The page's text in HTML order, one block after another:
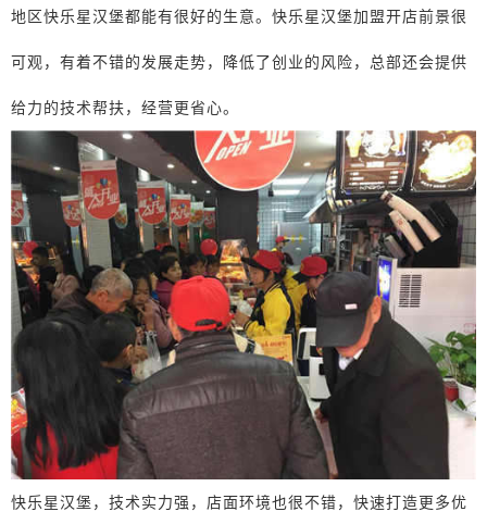
地区快乐星汉堡都能有很好的生意。快乐星汉堡加盟开店前景很
可观，有着不错的发展走势，降低了创业的风险，总部还会提供
给力的技术帮扶，经营更省心。
快乐星汉堡，技术实力强，店面环境也很不错，快速打造更多优